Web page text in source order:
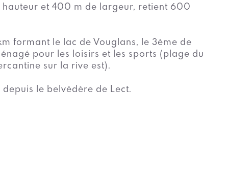
hauteur et 400 m de largeur, retient 600
formant le lac de Vouglans, le 3ème de
pour les loisirs et les sports (plage du
sur la rive est).
le belvédère de Lect.